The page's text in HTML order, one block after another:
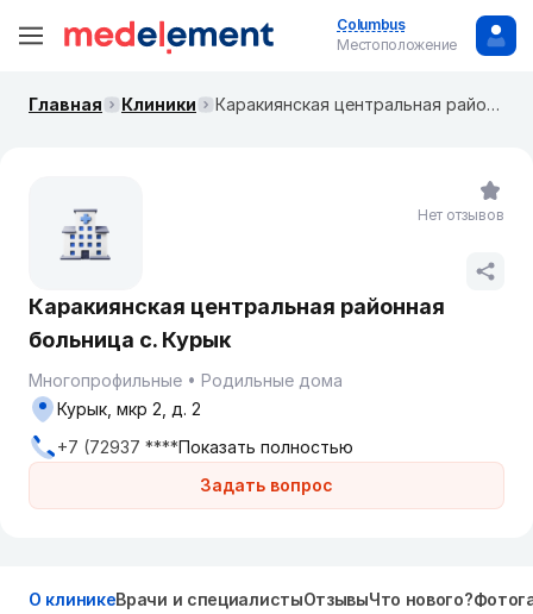
Columbus
Местоположение
Главная Клиники Каракиянская центральная районная больница с. Курык
Каракиянская центральная районная
больница с. Курык
Многопрофильные Родильные дома
Задать вопрос
Курык, мкр 2, д. 2
+7 (72937 ****Показать полностью
Нет отзывов
О клиникеВрачи и специалистыОтзывыЧто нового?